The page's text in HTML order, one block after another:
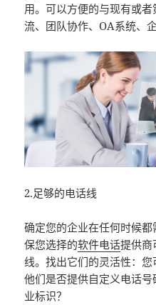
用。可以方便的与现有或
流、团队协作、OA系统、
2.足够的电话线
确定您的企业在任何时候
保您选择的软件电话提供商
线。找出它们的灵活性：您
他们是否提供自定义电话
业标识？